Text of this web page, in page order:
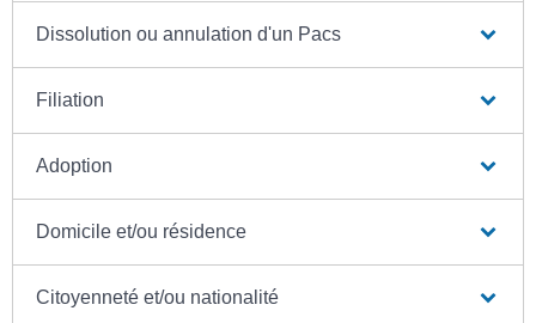
Dissolution ou annulation d'un Pacs
Filiation
Adoption
Domicile et/ou résidence
Citoyenneté et/ou nationalité